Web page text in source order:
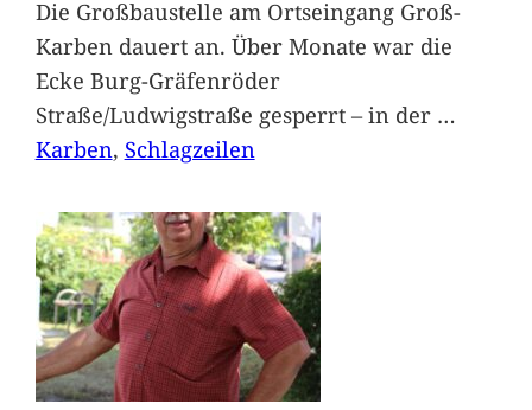
Die Großbaustelle am Ortseingang Groß-
Karben dauert an. Über Monate war die
Ecke Burg-Gräfenröder
Straße/Ludwigstraße gesperrt – in der …
Karben, Schlagzeilen